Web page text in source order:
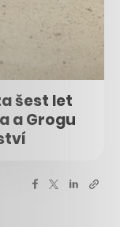
šest let
a Grogu